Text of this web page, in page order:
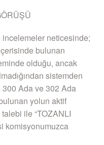
neticesinde;
bulunan
olduğu, ancak
sistemden
300 Ada ve 302 Ada
yolun aktif
ile “TOZANLI
komisyonumuzca